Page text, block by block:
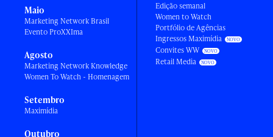
Maio
Marketing Network Brasil
Evento ProXXIma
Agosto
Marketing Network Knowledge
Women To Watch - Homenagem
Setembro
Maximídia
Outubro
Edição semanal
Women to Watch
Portfólio de Agências
Ingressos Maximídia
Convites WW
Retail Media